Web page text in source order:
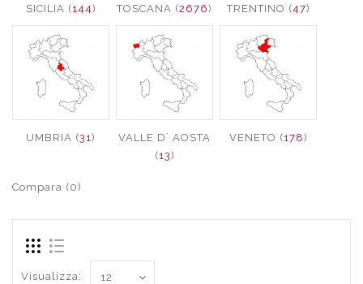
SICILIA (144) TOSCANA (2676) TRENTINO (47)
UMBRIA (31 )
VALLE D´ AOSTA
(13)
VENETO (178)
Compara (0)
Visualizza: